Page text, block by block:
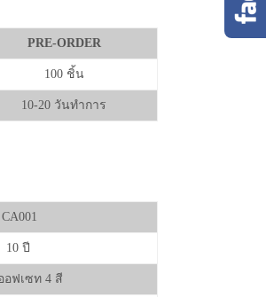
PRE-ORDER
100 ชิ้น
10-20 วันทำการ
CA001
10 ปี
อฟเซท 4 สี